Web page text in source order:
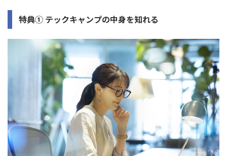
特典① テックキャンプの中身を知れる